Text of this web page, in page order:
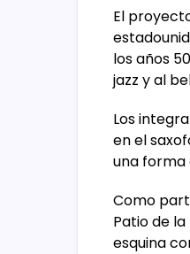
El
los años
jazz y al
Los
en el
una forma
Como
Patio de
esquina